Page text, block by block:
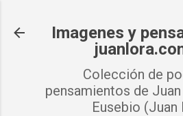
Imagenes y
Colección de
pensamientos de
Eusebio (Juan